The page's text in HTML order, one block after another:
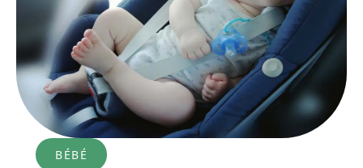
BÉBÉ